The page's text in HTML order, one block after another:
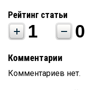
Рейтинг статьи
1 0
Комментарии
Комментариев нет.